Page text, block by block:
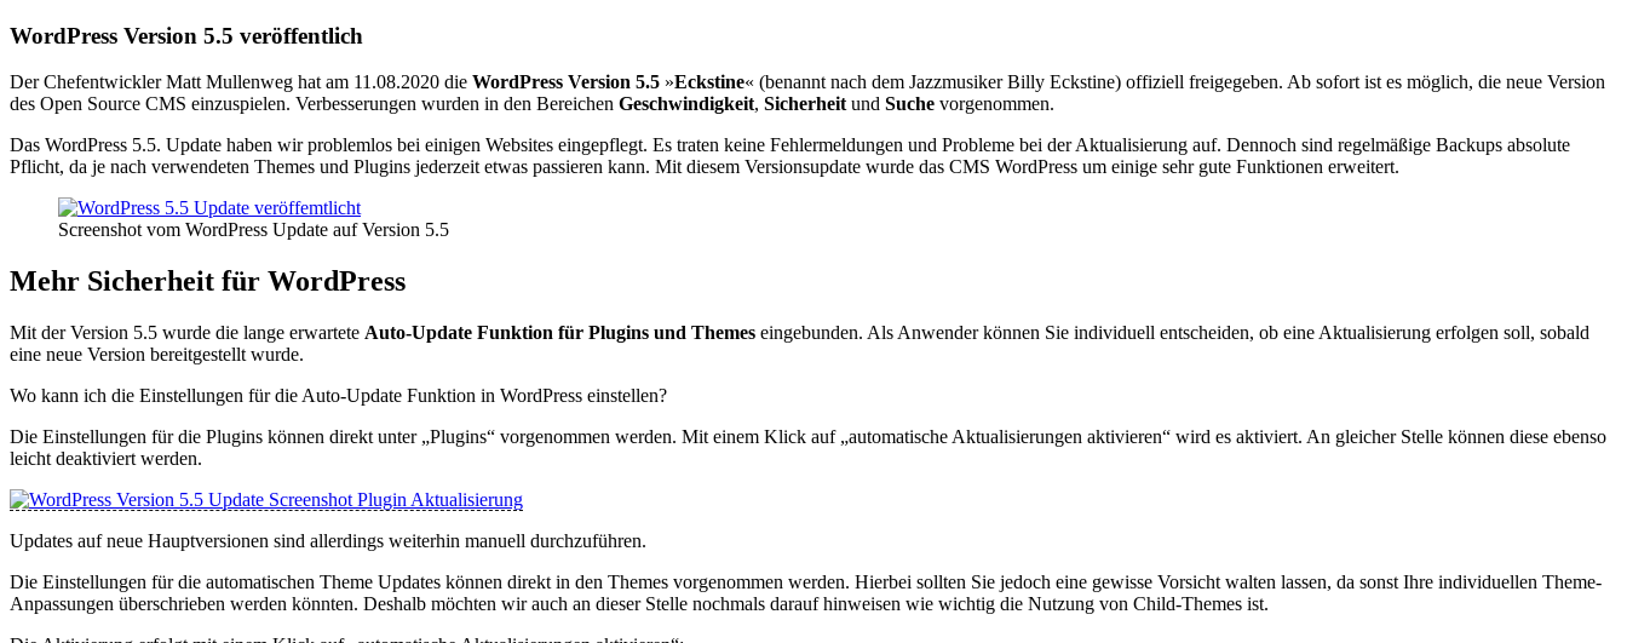
WordPress Version 5.5 veröffentlich
Der Chefentwickler Matt Mullenweg hat am 11.08.2020 die WordPress Version 5.5 »Eckstine« (benannt nach dem Jazzmusiker Billy Eckstine) offiziell freigegeben. Ab sofort ist es möglich, die neue Version
des Open Source CMS einzuspielen. Verbesserungen wurden in den Bereichen Geschwindigkeit, Sicherheitund Suche vorgenommen.
Das WordPress 5.5. Update haben wir problemlos bei einigen Websites eingepflegt. Es traten keine Fehlermeldungen und Probleme bei der Aktualisierung auf. Dennoch sind regelmäßige Backups absolute
Pflicht, da je nach verwendeten Themes und Plugins jederzeit etwas passieren kann. Mit diesem Versionsupdate wurde das CMS WordPress um einige sehr gute Funktionen erweitert.
Screenshot vom WordPress Update auf Version 5.5
Mehr Sicherheit für WordPress
Mit der Version 5.5 wurde die lange erwartete Auto-Update Funktion für Plugins und Themes eingebunden. Als Anwender können Sie individuell entscheiden, ob eine Aktualisierung erfolgen soll, sobald
eine neue Version bereitgestellt wurde.
Wo kann ich die Einstellungen für die Auto-Update Funktion in WordPress einstellen?
Die Einstellungen für die Plugins können direkt unter „Plugins“ vorgenommen werden. Mit einem Klick auf „automatische Aktualisierungen aktivieren“ wird es aktiviert. An gleicher Stelle können diese ebenso
leicht deaktiviert werden.
Updates auf neue Hauptversionen sind allerdings weiterhin manuell durchzuführen.
Die Einstellungen für die automatischen Theme Updates können direkt in den Themes vorgenommen werden. Hierbei sollten Sie jedoch eine gewisse Vorsicht walten lassen, da sonst Ihre individuellen Theme-
Anpassungen überschrieben werden könnten. Deshalb möchten wir auch an dieser Stelle nochmals darauf hinweisen wie wichtig die Nutzung von Child-Themes ist.